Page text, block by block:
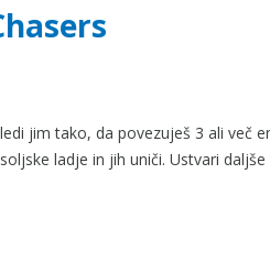
jim tako, da povezuješ 3 ali več
ladje in jih uniči. Ustvari